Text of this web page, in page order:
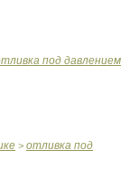
под давлением
> отливка под